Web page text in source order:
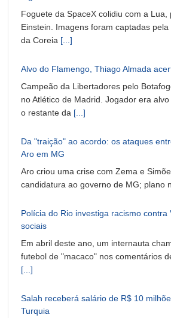
Foguete da SpaceX colidiu com a Lua,
Einstein. Imagens foram captadas pela
da Coreia [...]
Alvo do Flamengo, Thiago Almada
Campeão da Libertadores pelo
no Atlético de Madrid. Jogador era
o restante da [...]
Da "traição" ao acordo: os ataques
Aro em MG
Aro criou uma crise com Zema e
candidatura ao governo de MG; plano
Polícia do Rio investiga racismo contra
sociais
Em abril deste ano, um internauta
futebol de "macaco" nos comentários
[...]
Salah receberá salário de R$ 10
Turquia